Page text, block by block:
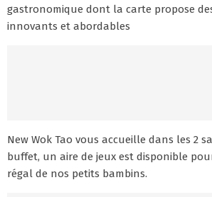
gastronomique dont la carte propose
innovants et abordables
New Wok Tao vous accueille dans les 2
buffet, un aire de jeux est disponible
régal de nos petits bambins.